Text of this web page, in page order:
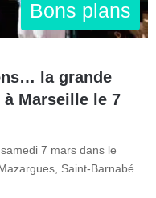
Bons plans
la grande
à Marseille le 7
7 mars dans le
Saint-Barnabé